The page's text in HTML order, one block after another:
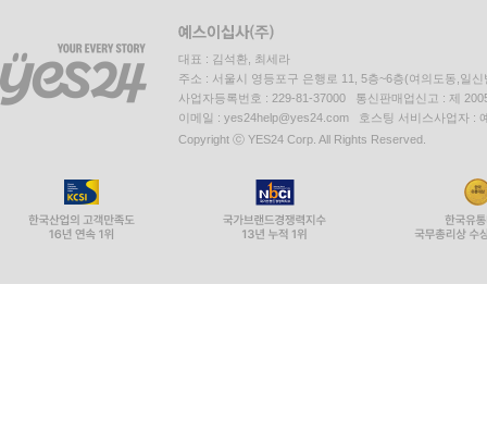
대표 : 김석환, 최세라
주소 : 서울시 영등포구 은행로 11, 5층~6층(여의도동,일신
사업자등록번호 : 229-81-37000 통신판매업신고 : 제
이메일 : yes24help@yes24.com 호스팅 서비스사업자 :
Copyright ⓒ YES24 Corp. All Rights Reserved.